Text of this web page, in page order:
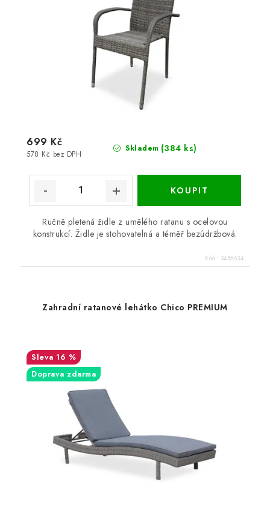
Skladem (384 ks)
578 Kč bez DPH
699 Kč
Ručně pletená židle z umělého ratanu s ocelovou
konstrukcí. Židle je stohovatelná a téměř bezúdržbová.
Kód: 3456634
Zahradní ratanové lehátko Chico PREMIUM
16 %
Doprava zdarma